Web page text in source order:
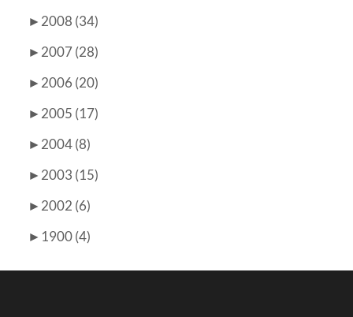
► 2008 (34)
► 2007 (28)
► 2006 (20)
► 2005 (17)
► 2004 (8)
► 2003 (15)
► 2002 (6)
► 1900 (4)